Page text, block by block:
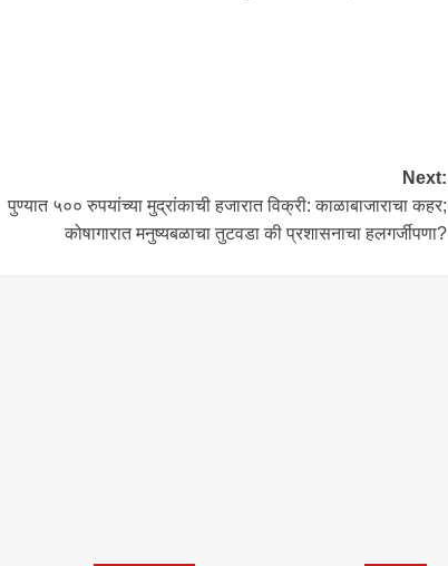
Next:
पुण्यात ५०० रुपयांच्या मुद्रांकाची हजारात विक्री: काळाबाजाराचा कहर;
कोषागारात मनुष्यबळाचा तुटवडा की प्रशासनाचा हलगर्जीपणा?